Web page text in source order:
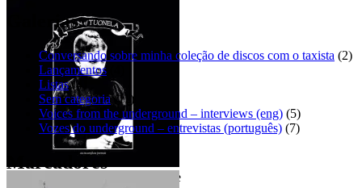
Swan of Tuonela – An incomplete
Galerias:
Conversando sobre minha coleção de discos com o taxista (2)
Lançamentos
Listas(4)
Sem categoria(11)
Voices from the underground – interviews (eng) (5)
Vozes do underground – entrevistas (português) (7)
Marcadores